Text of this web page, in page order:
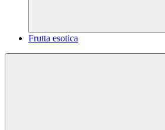
Frutta esotica